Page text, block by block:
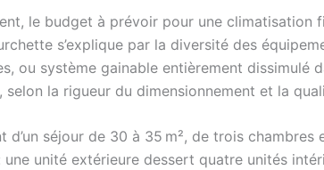
le budget à prévoir pour une climatisation
s’explique par la diversité des
ou système gainable entièrement dissimulé
la rigueur du dimensionnement et la
séjour de 30 à 35 m², de trois chambres
une unité extérieure dessert quatre unités